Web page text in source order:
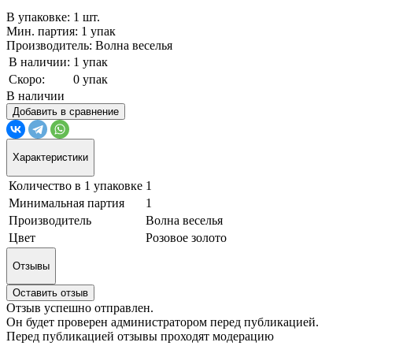
В упаковке: 1 шт.
Мин. партия: 1 упак
Производитель: Волна веселья
В наличии: 1 упак
Скоро:
0 упак
В наличии
Добавить в сравнение
Характеристики
Количество в 1 упаковке 1
Минимальная партия
1
Производитель
Волна веселья
Цвет
Розовое золото
Отзывы
Оставить отзыв
Отзыв успешно отправлен.
Он будет проверен администратором перед публикацией.
Перед публикацией отзывы проходят модерацию